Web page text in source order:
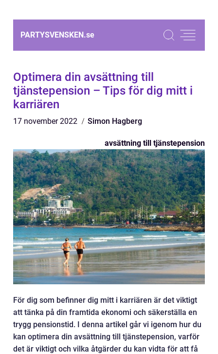
PARTYSVENSKEN.se
Optimera din avsättning till
tjänstepension – Tips för dig mitt i
karriären
17 november 2022 Simon Hagberg
avsättning till tjänstepension
För dig som befinner dig mitt i karriären är det viktigt
att tänka på din framtida ekonomi och säkerställa en
trygg pensionstid. I denna artikel går vi igenom hur du
kan optimera din avsättning till tjänstepension, varför
det är viktigt och vilka åtgärder du kan vidta för att få